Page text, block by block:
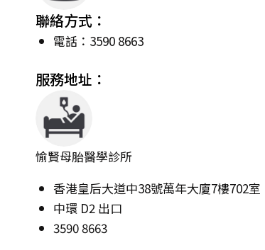
聯絡方式：
電話：3590 8663
服務地址：
愉賢母胎醫學診所
香港皇后大道中38號萬年大廈7樓702室
中環 D2 出口
3590 8663